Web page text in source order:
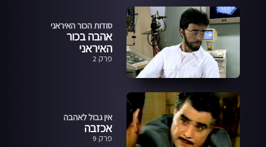
סודות הכור האיראני
אהבה בכור
האיראני
פרק 2
אין גבול לאהבה
אכזבה
פרק 9